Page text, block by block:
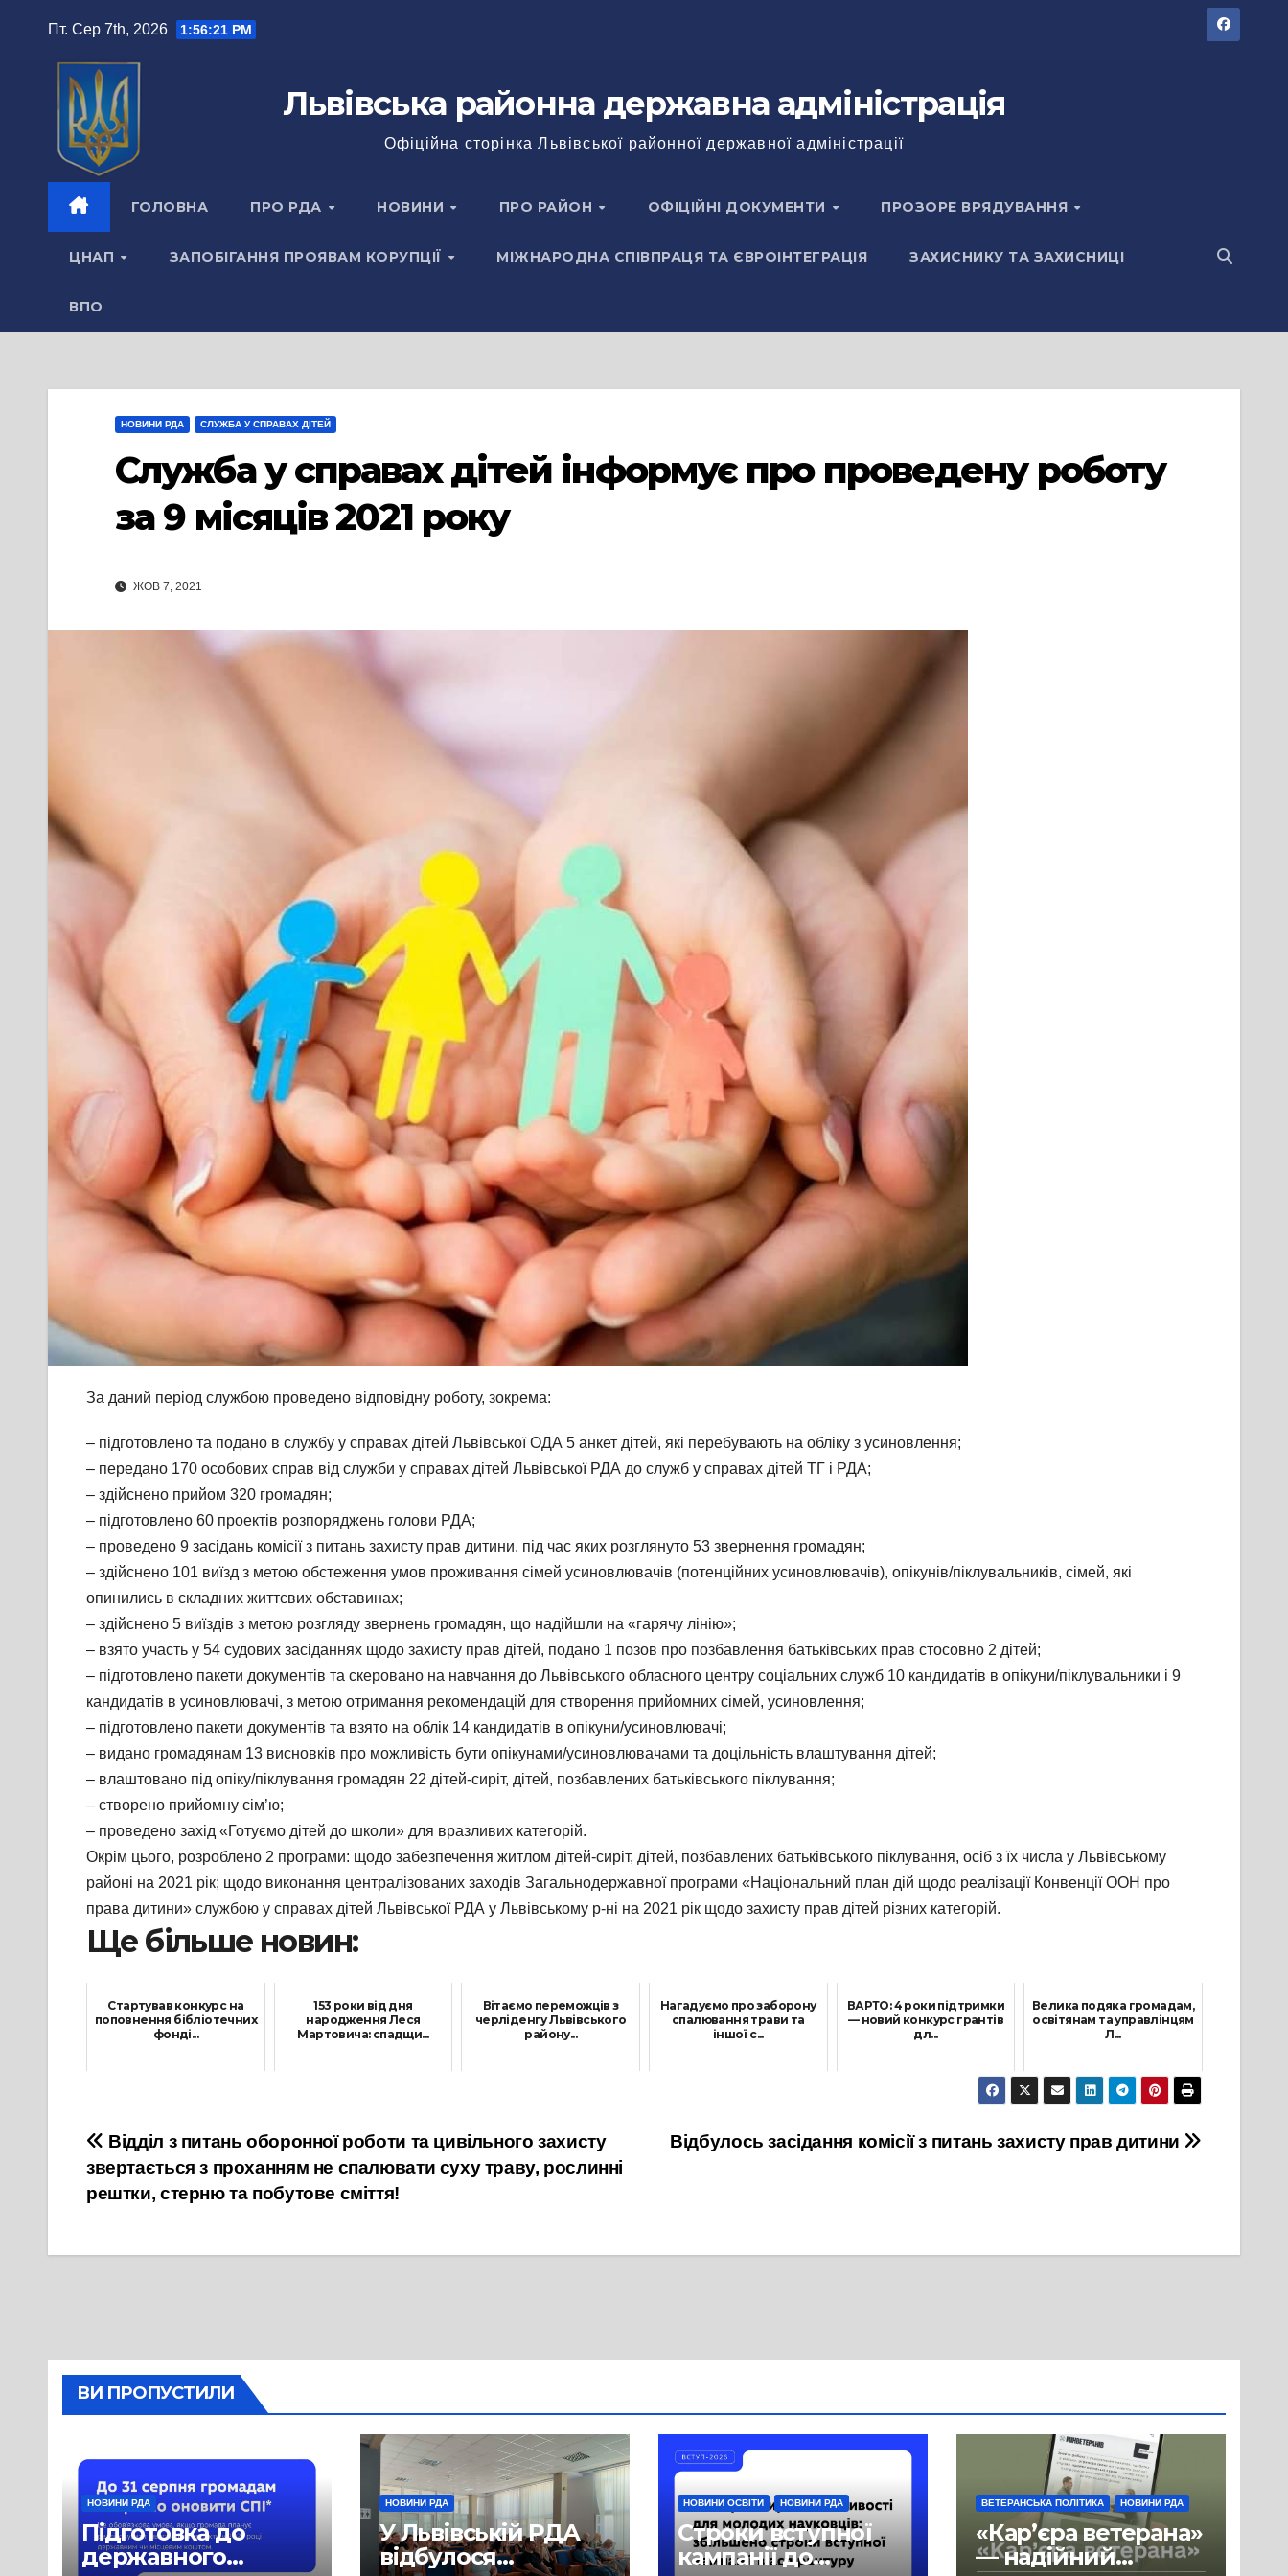
Пт. Сер 7th, 2026 1:56:22 PM
Львівська районна державна адміністрація
Офіційна сторінка Львівської районної державної адміністрації
ГОЛОВНА ПРО РДА НОВИНИ ПРО РАЙОН ОФІЦІЙНІ ДОКУМЕНТИ ПРОЗОРЕ ВРЯДУВАННЯ
ЦНАП ЗАПОБІГАННЯ ПРОЯВАМ КОРУПЦІЇ МІЖНАРОДНА СПІВПРАЦЯ ТА ЄВРОІНТЕГРАЦІЯ ЗАХИСНИКУ ТА ЗАХИСНИЦІ
ВПО
НОВИНИ РДА СЛУЖБА У СПРАВАХ ДІТЕЙ
Служба у справах дітей інформує про проведену роботу
за 9 місяців 2021 року
ЖОВ 7, 2021
За даний період службою проведено відповідну роботу, зокрема:
– підготовлено та подано в службу у справах дітей Львівської ОДА 5 анкет дітей, які перебувають на обліку з усиновлення;
– передано 170 особових справ від служби у справах дітей Львівської РДА до служб у справах дітей ТГ і РДА;
– здійснено прийом 320 громадян;
– підготовлено 60 проектів розпоряджень голови РДА;
– проведено 9 засідань комісії з питань захисту прав дитини, під час яких розглянуто 53 звернення громадян;
– здійснено 101 виїзд з метою обстеження умов проживання сімей усиновлювачів (потенційних усиновлювачів), опікунів/піклувальників, сімей, які
опинились в складних життєвих обставинах;
– здійснено 5 виїздів з метою розгляду звернень громадян, що надійшли на «гарячу лінію»;
– взято участь у 54 судових засіданнях щодо захисту прав дітей, подано 1 позов про позбавлення батьківських прав стосовно 2 дітей;
– підготовлено пакети документів та скеровано на навчання до Львівського обласного центру соціальних служб 10 кандидатів в опікуни/піклувальники і 9
кандидатів в усиновлювачі, з метою отримання рекомендацій для створення прийомних сімей, усиновлення;
– підготовлено пакети документів та взято на облік 14 кандидатів в опікуни/усиновлювачі;
– видано громадянам 13 висновків про можливість бути опікунами/усиновлювачами та доцільність влаштування дітей;
– влаштовано під опіку/піклування громадян 22 дітей-сиріт, дітей, позбавлених батьківського піклування;
– створено прийомну сім’ю;
– проведено захід «Готуємо дітей до школи» для вразливих категорій.
Окрім цього, розроблено 2 програми: щодо забезпечення житлом дітей-сиріт, дітей, позбавлених батьківського піклування, осіб з їх числа у Львівському
районі на 2021 рік; щодо виконання централізованих заходів Загальнодержавної програми «Національний план дій щодо реалізації Конвенції ООН про
права дитини» службою у справах дітей Львівської РДА у Львівському р-ні на 2021 рік щодо захисту прав дітей різних категорій.
Ще більше новин:
Стартував конкурс на
поповнення бібліотечних
фонді...
153 роки від дня
народження Леся
Мартовича: спадщи...
Вітаємо переможців з
черліденгу Львівського
району...
Нагадуємо про заборону
спалювання трави та
іншої с...
ВАРТО: 4 роки підтримки
— новий конкурс грантів
дл...
Велика подяка громадам,
освітянам та управлінцям
Л...
9 Червня, 2026
Навігація
записів
Відбулось засідання комісії з питань захисту прав дитини
Відділ з питань оборонної роботи та цивільного захисту
звертається з проханням не спалювати суху траву, рослинні
рештки, стерню та побутове сміття!
ВИ ПРОПУСТИЛИ
НОВИНИ РДА
Підготовка до
державного
НОВИНИ РДА
У Львівській РДА
відбулося
НОВИНИ ОСВІТИ НОВИНИ РДА
Строки вступної
кампанії до
ВЕТЕРАНСЬКА ПОЛІТИКА НОВИНИ РДА
«Кар’єра ветерана»
— надійний